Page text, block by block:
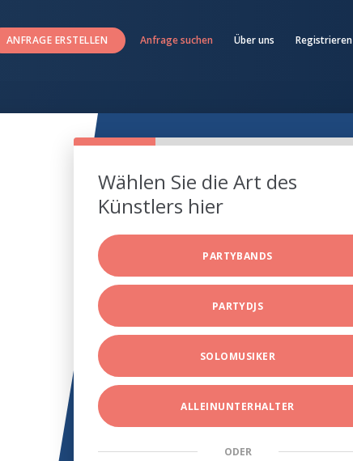
ANFRAGE ERSTELLEN Anfrage suchen Über uns Registrieren
Wählen Sie die Art des
Künstlers hier
PARTYBANDS
PARTYDJS
SOLOMUSIKER
ALLEINUNTERHALTER
ODER